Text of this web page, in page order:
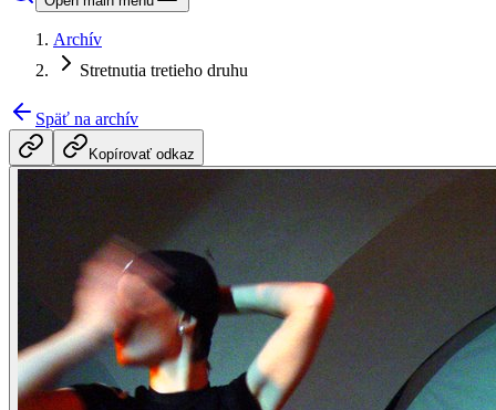
Archív
Stretnutia tretieho druhu
Späť na archív
Kopírovať odkaz